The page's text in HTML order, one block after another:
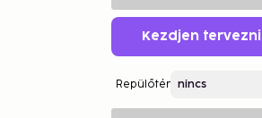
Kezdjen tervezni
Repülőtér